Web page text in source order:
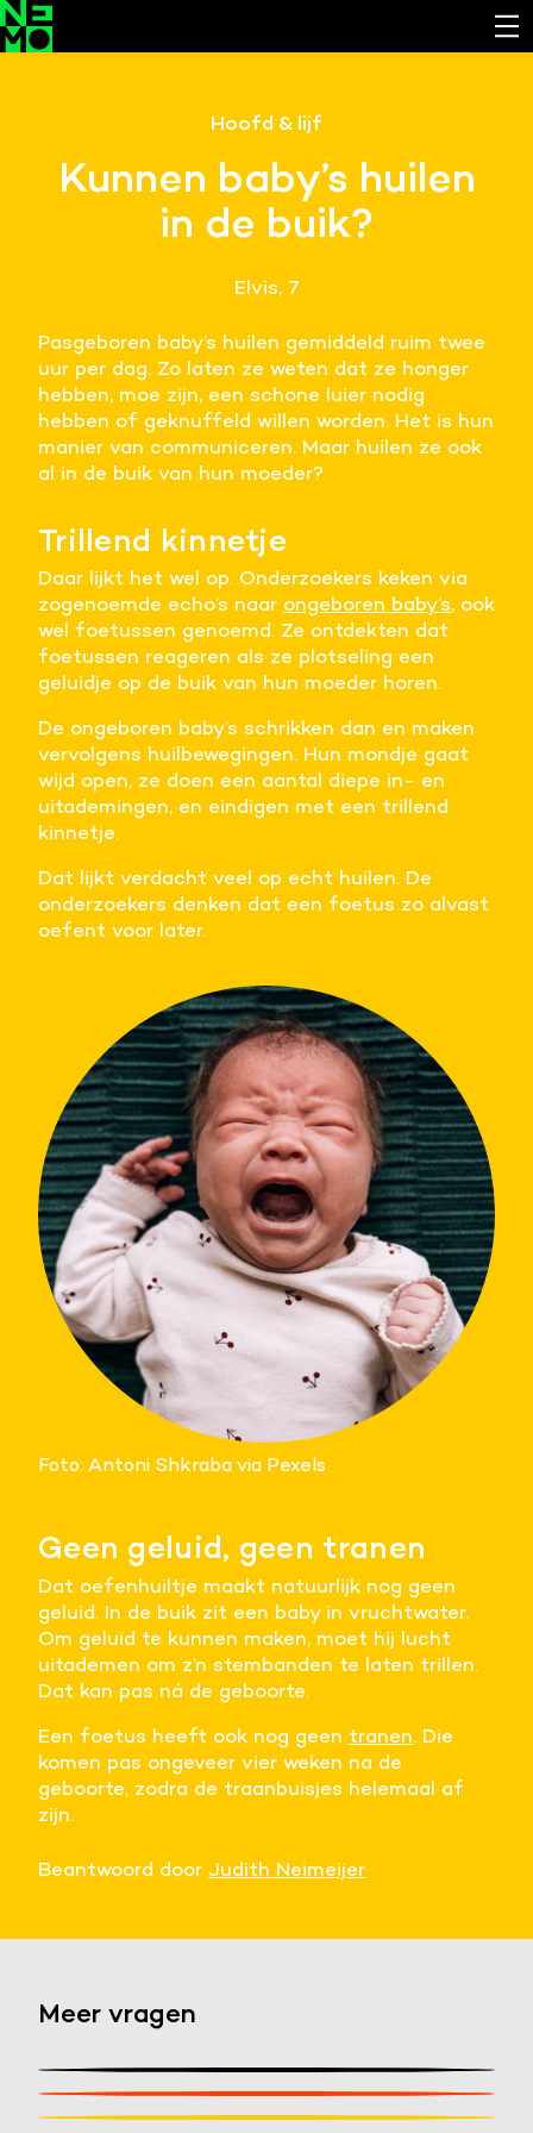
Hoofd & lijf
Kunnen baby’s huilen
in de buik?
Elvis, 7
Pasgeboren baby’s huilen gemiddeld ruim twee
uur per dag. Zo laten ze weten dat ze honger
hebben, moe zijn, een schone luier nodig
hebben of geknuffeld willen worden. Het is hun
manier van communiceren. Maar huilen ze ook
al in de buik van hun moeder?
Trillend kinnetje
Daar lijkt het wel op. Onderzoekers keken via
zogenoemde echo’s naar ongeboren baby’s, ook
wel foetussen genoemd. Ze ontdekten dat
foetussen reageren als ze plotseling een
geluidje op de buik van hun moeder horen.
De ongeboren baby’s schrikken dan en maken
vervolgens huilbewegingen. Hun mondje gaat
wijd open, ze doen een aantal diepe in- en
uitademingen, en eindigen met een trillend
kinnetje.
Dat lijkt verdacht veel op echt huilen. De
onderzoekers denken dat een foetus zo alvast
oefent voor later.
Foto: Antoni Shkraba via Pexels
Geen geluid, geen tranen
Dat oefenhuiltje maakt natuurlijk nog geen
geluid. In de buik zit een baby in vruchtwater.
Om geluid te kunnen maken, moet hij lucht
uitademen om z’n stembanden te laten trillen.
Dat kan pas ná de geboorte.
Een foetus heeft ook nog geen tranen. Die
komen pas ongeveer vier weken na de
geboorte, zodra de traanbuisjes helemaal af
zijn.
Beantwoord door Judith Neimeijer
Meer vragen
Stel een vraag
Wat ziet een baby in de buik?
Noodzakelijk om de website laten werken.
Cookies van derde partijen
Noodzakelijk om content van externe bronnen te
Analystische cookies
verbeteren.
Marketing cookies
Verzamelt informatie over de klantreis.
Meer informatie
Alle cookies accepteren
Voorkeuren opslaan